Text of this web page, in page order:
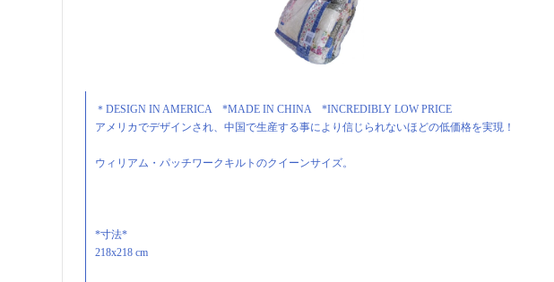
＊DESIGN IN AMERICA *MADE IN CHINA *INCREDIBLY LOW PRICE
アメリカでデザインされ、中国で生産する事により信じられないほどの低価格を実現！
ウィリアム・パッチワークキルトのクイーンサイズ。
*寸法*
218x218 cm